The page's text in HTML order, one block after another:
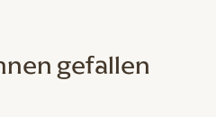
gefallen